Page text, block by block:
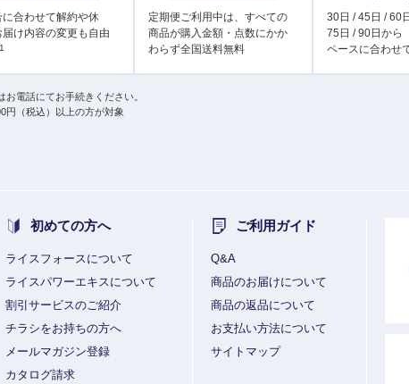
に合わせて解約や休
届け内容の変更も自由
定期便ご利用中は、すべての
商品が購入金額・点数にかか
わらず全国送料無料
30日 / 45日 / 60
75日 / 90日から
ペースに合わせ
電話にてお手続きください。
円（税込）以上の方が対象
初めての方へ
ライスフォースについて
ライスパワーエキスについて
割引サービスのご紹介
チラシをお持ちの方へ
メールマガジン登録
カタログ請求
ご利用ガイド
Q&A
商品のお届けについて
商品の返品について
お支払い方法について
サイトマップ